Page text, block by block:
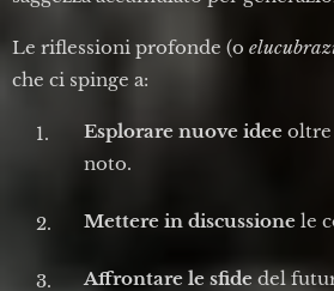
Le riflessioni profonde (o
che ci spinge a:
Esplorare nuove idee oltre
noto.
Mettere in discussione le
Affrontare le sfide del